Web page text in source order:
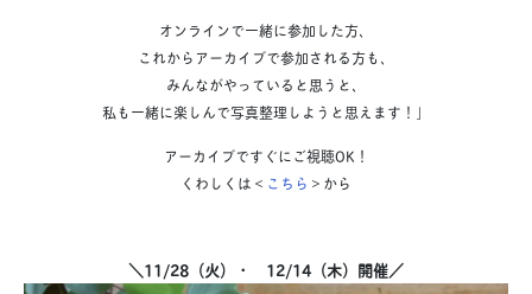
オンラインで一緒に参加した方、
これからアーカイブで参加される方も、
みんながやっていると思うと、
私も一緒に楽しんで写真整理しようと思えます！」
アーカイブですぐにご視聴OK！
くわしくは＜ こちら ＞から
＼11/28（火）・ 12/14（木）開催／